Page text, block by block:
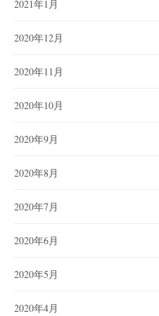
2021年1月
2020年12月
2020年11月
2020年10月
2020年9月
2020年8月
2020年7月
2020年6月
2020年5月
2020年4月